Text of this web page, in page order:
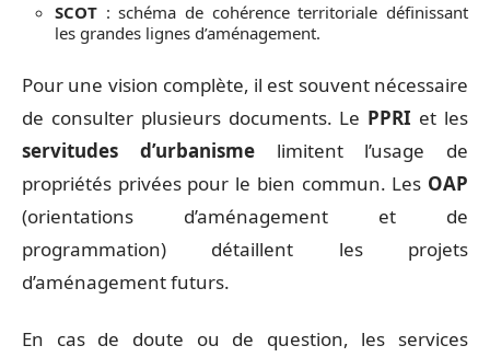
SCOT : schéma de cohérence territoriale définissant
les grandes lignes d’aménagement.
Pour une vision complète, il est souvent nécessaire
de consulter plusieurs documents. Le PPRI et les
servitudes d’urbanismelimitent l’usage de
propriétés privées pour le bien commun. Les OAP
(orientations d’aménagement et de
programmation) détaillent les projets
d’aménagement futurs.
En cas de doute ou de question, les services